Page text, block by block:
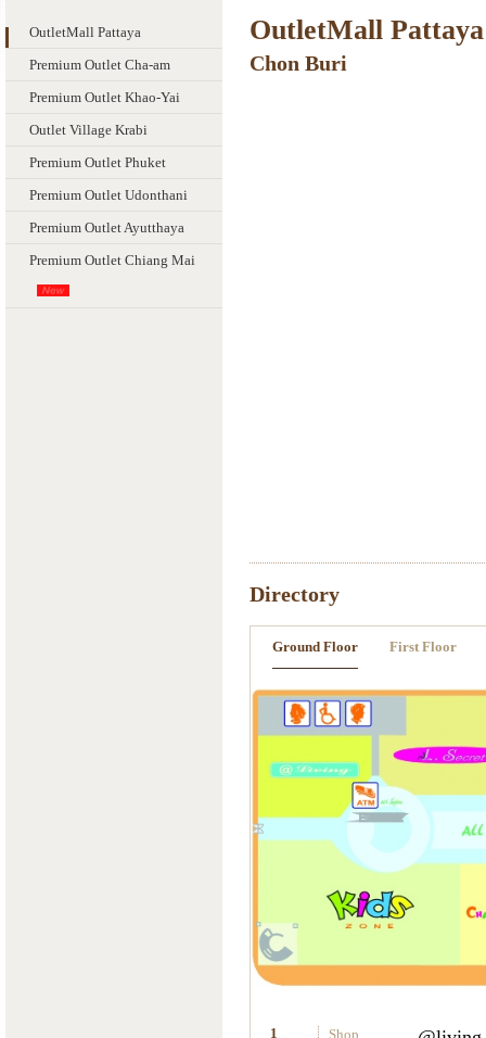
OutletMall Pattaya
Premium Outlet Cha-am
Premium Outlet Khao-Yai
Outlet Village Krabi
Premium Outlet Phuket
Premium Outlet Udonthani
Premium Outlet Ayutthaya
Premium Outlet Chiang Mai
OutletMall Pattaya
Chon Buri
Directory
Ground Floor First Floor
Shop